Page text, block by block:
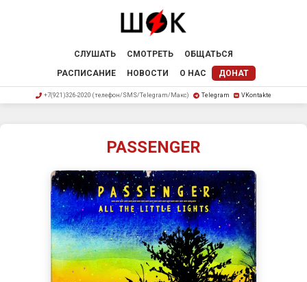
СЛУШАТЬ СМОТРЕТЬ
ОБЩАТЬСЯ
РАСПИСАНИЕ
НОВОСТИ О НАС ДОНАТ
+7(921)326-2020 (телефон/SMS/Telegram/Макс) Telegram VKontakte
PASSENGER